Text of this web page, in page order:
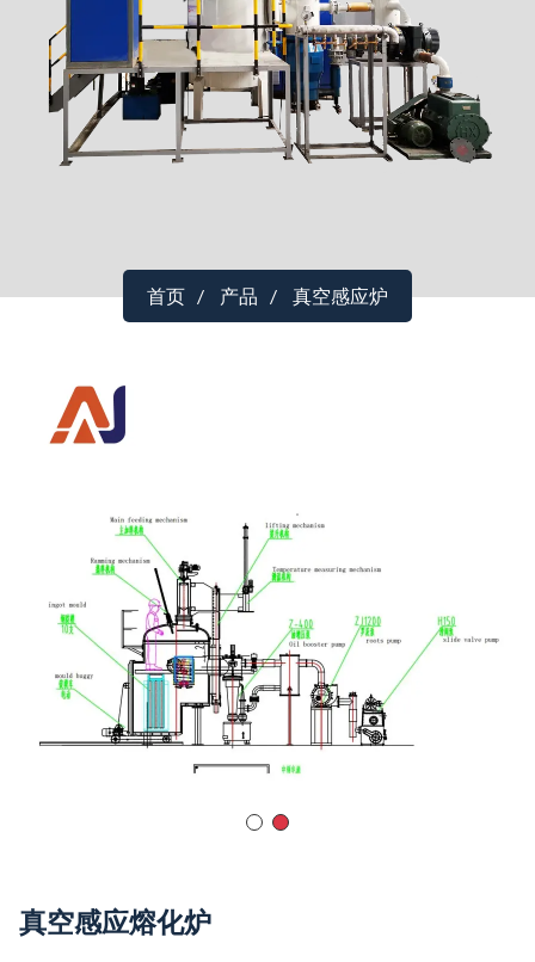
首页 产品 真空感应炉
真空感应熔化炉